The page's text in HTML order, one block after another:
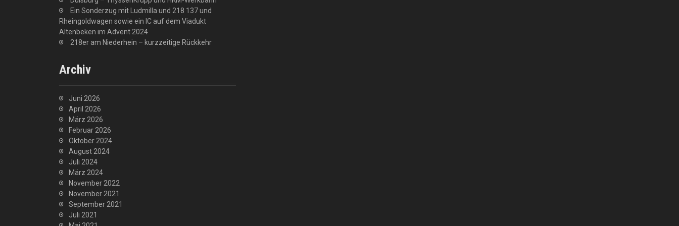
Ein Sonderzug mit Ludmilla und 218 137 und
Rheingoldwagen sowie ein IC auf dem Viadukt
Altenbeken im Advent 2024
218er am Niederhein – kurzzeitige Rückkehr
Archiv
Juni 2026
April 2026
März 2026
Februar 2026
Oktober 2024
August 2024
Juli 2024
März 2024
November 2022
November 2021
September 2021
Juli 2021